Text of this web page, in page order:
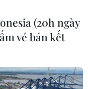
(20h ngày
vé bán kết